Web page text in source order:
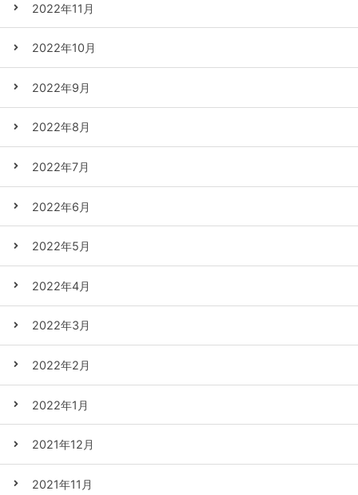
2022年11月
2022年10月
2022年9月
2022年8月
2022年7月
2022年6月
2022年5月
2022年4月
2022年3月
2022年2月
2022年1月
2021年12月
2021年11月